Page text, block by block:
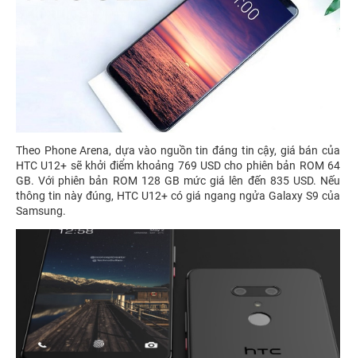
Theo Phone Arena, dựa vào nguồn tin đáng tin cậy, giá bán của
HTC U12+ sẽ khởi điểm khoảng 769 USD cho phiên bản ROM 64
GB. Với phiên bản ROM 128 GB mức giá lên đến 835 USD. Nếu
thông tin này đúng, HTC U12+ có giá ngang ngửa Galaxy S9 của
Samsung.